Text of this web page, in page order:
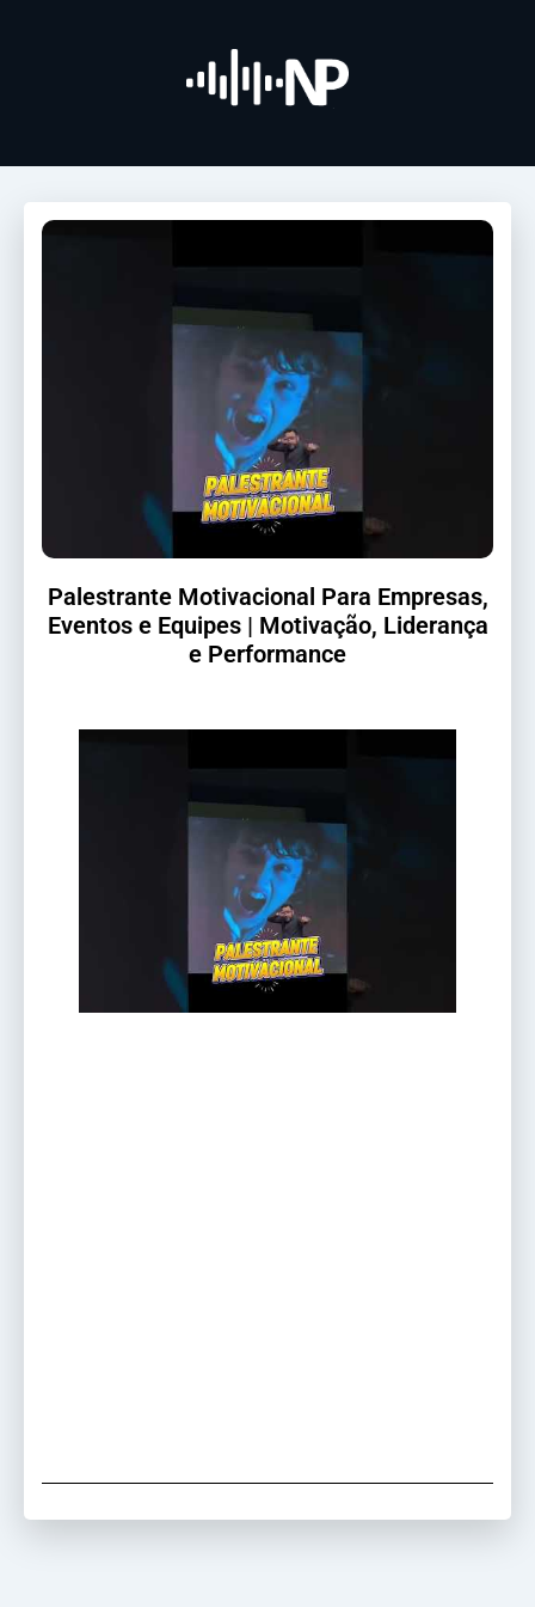
Palestrante Motivacional Para Empresas,
Eventos e Equipes | Motivação, Liderança
e Performance